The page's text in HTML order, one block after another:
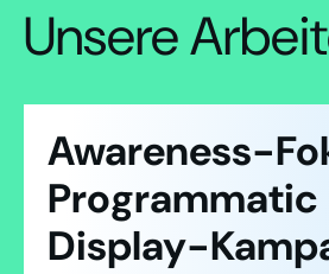
Unsere
Awareness-
Programmatic
Display-